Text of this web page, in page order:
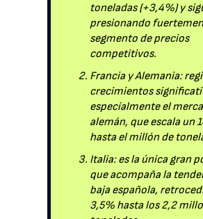
toneladas (+3,4%) y
presionando
segmento de precios
competitivos.
Francia y Alemania:
crecimientos
especialmente el
alemán, que escala un
hasta el millón de
Italia: es la única gran
que acompaña la
baja española,
3,5% hasta los 2,2